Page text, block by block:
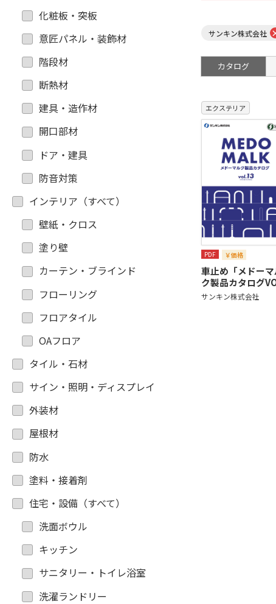
化粧板・突板
意匠パネル・装飾材
階段材
断熱材
建具・造作材
開口部材
ドア・建具
防音対策
インテリア（すべて）
壁紙・クロス
塗り壁
カーテン・ブラインド
フローリング
フロアタイル
OAフロア
タイル・石材
サイン・照明・ディスプレイ
外装材
屋根材
防水
塗料・接着剤
住宅・設備（すべて）
洗面ボウル
キッチン
サニタリー・トイレ浴室
洗濯ランドリー
サンキン株式会社
カタログ
エクステリア
PDF ￥価格
車止め「メドーマ
ク製品カタログ
サンキン株式会社